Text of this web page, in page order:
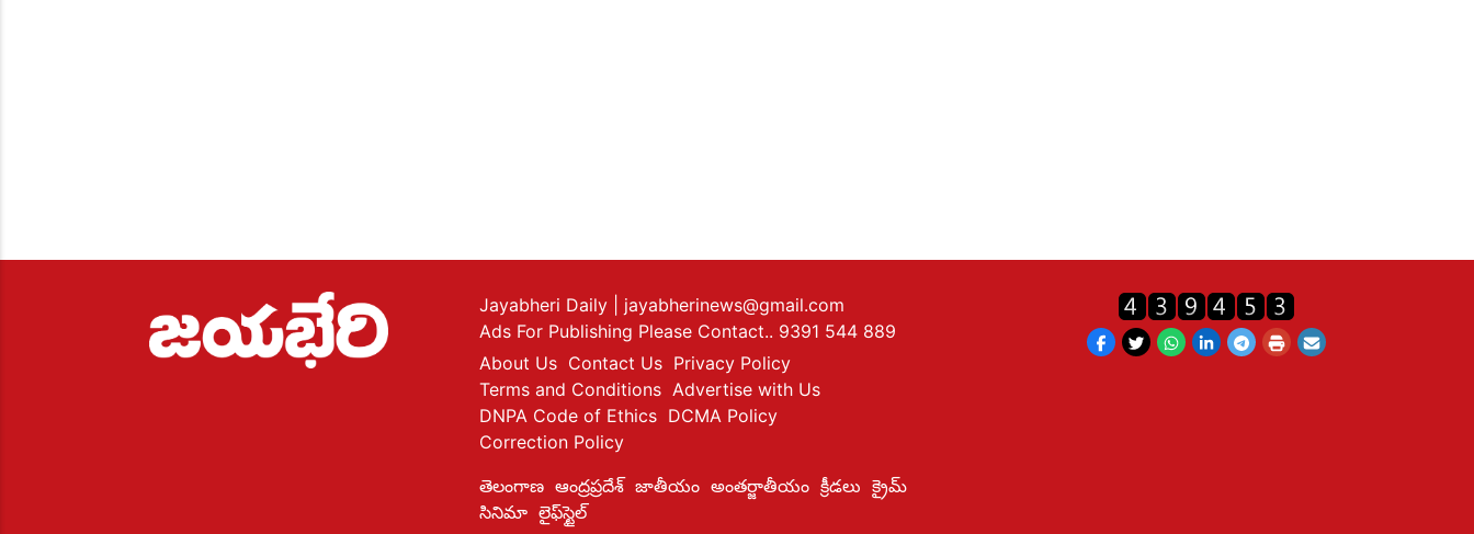
Jayabheri Daily
| jayabherinews@gmail.com
Ads For Publishing Please Contact.. 9391 544 889
About Us Contact Us Privacy Policy
Terms and Conditions Advertise with Us
DNPA Code of Ethics DCMA Policy
Correction Policy
తెలంగాణ ఆంద్రప్రదేశ్ జాతీయం అంతర్జాతీయం క్రీడలు క్రైమ్
సినిమా లైఫ్‌స్టైల్